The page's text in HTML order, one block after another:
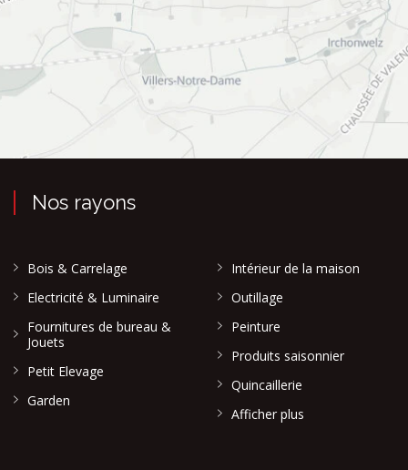
Nos rayons
Bois & Carrelage
Electricité & Luminaire
Fournitures de bureau &
Jouets
Petit Elevage
Garden
Intérieur de la maison
Outillage
Peinture
Produits saisonnier
Quincaillerie
Afficher plus